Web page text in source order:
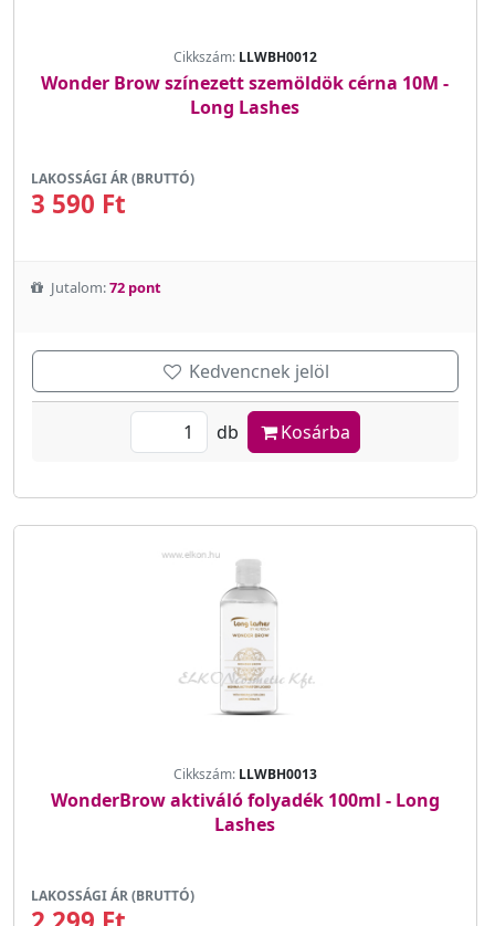
Cikkszám: LLWBH0012
Wonder Brow színezett szemöldök cérna 10M -
Long Lashes
LAKOSSÁGI ÁR (BRUTTÓ)
3 590 Ft
Jutalom:72 pont
Kedvencnek jelöl
db Kosárba
Cikkszám: LLWBH0013
WonderBrow aktiváló folyadék 100ml - Long
Lashes
LAKOSSÁGI ÁR (BRUTTÓ)